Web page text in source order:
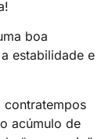
boa
estabilidade e
contratempos
acúmulo de